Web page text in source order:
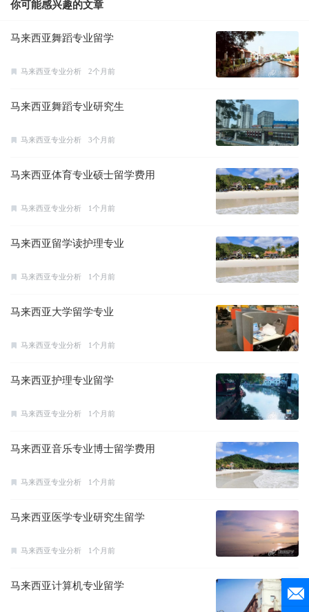
你可能感兴趣的文章
马来西亚舞蹈专业留学
马来西亚专业分析 2个月前
马来西亚舞蹈专业研究生
马来西亚专业分析 3个月前
马来西亚体育专业硕士留学费用
马来西亚专业分析 1个月前
马来西亚留学读护理专业
马来西亚专业分析 1个月前
马来西亚大学留学专业
马来西亚专业分析 1个月前
马来西亚护理专业留学
马来西亚专业分析 1个月前
马来西亚音乐专业博士留学费用
马来西亚专业分析 1个月前
马来西亚医学专业研究生留学
马来西亚专业分析 1个月前
马来西亚计算机专业留学